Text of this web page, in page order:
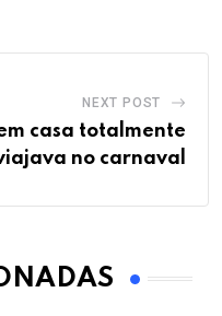
NEXT POST
casa totalmente
no carnaval